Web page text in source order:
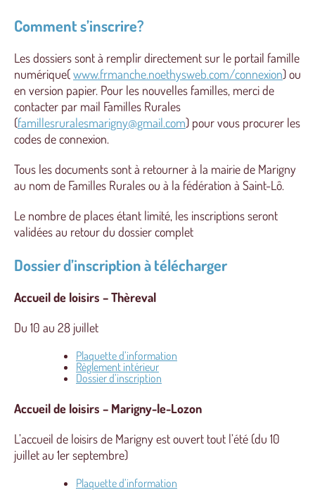
Comment s’inscrire?
Les dossiers sont à remplir directement sur le portail famille
numérique(www.frmanche.noethysweb.com/connexion) ou
en version papier. Pour les nouvelles familles, merci de
contacter par mail Familles Rurales
(famillesruralesmarigny@gmail.com) pour vous procurer les
codes de connexion.
Tous les documents sont à retourner à la mairie de Marigny
au nom de Familles Rurales ou à la fédération à Saint-Lô.
Le nombre de places étant limité, les inscriptions seront
validées au retour du dossier complet
Dossier d’inscription à télécharger
Accueil de loisirs – Thèreval
Du 10 au 28 juillet
Plaquette d’information
Règlement intérieur
Dossier d’inscription
Accueil de loisirs – Marigny-le-Lozon
L’accueil de loisirs de Marigny est ouvert tout l’été (du 10
juillet au 1er septembre)
Plaquette d’information